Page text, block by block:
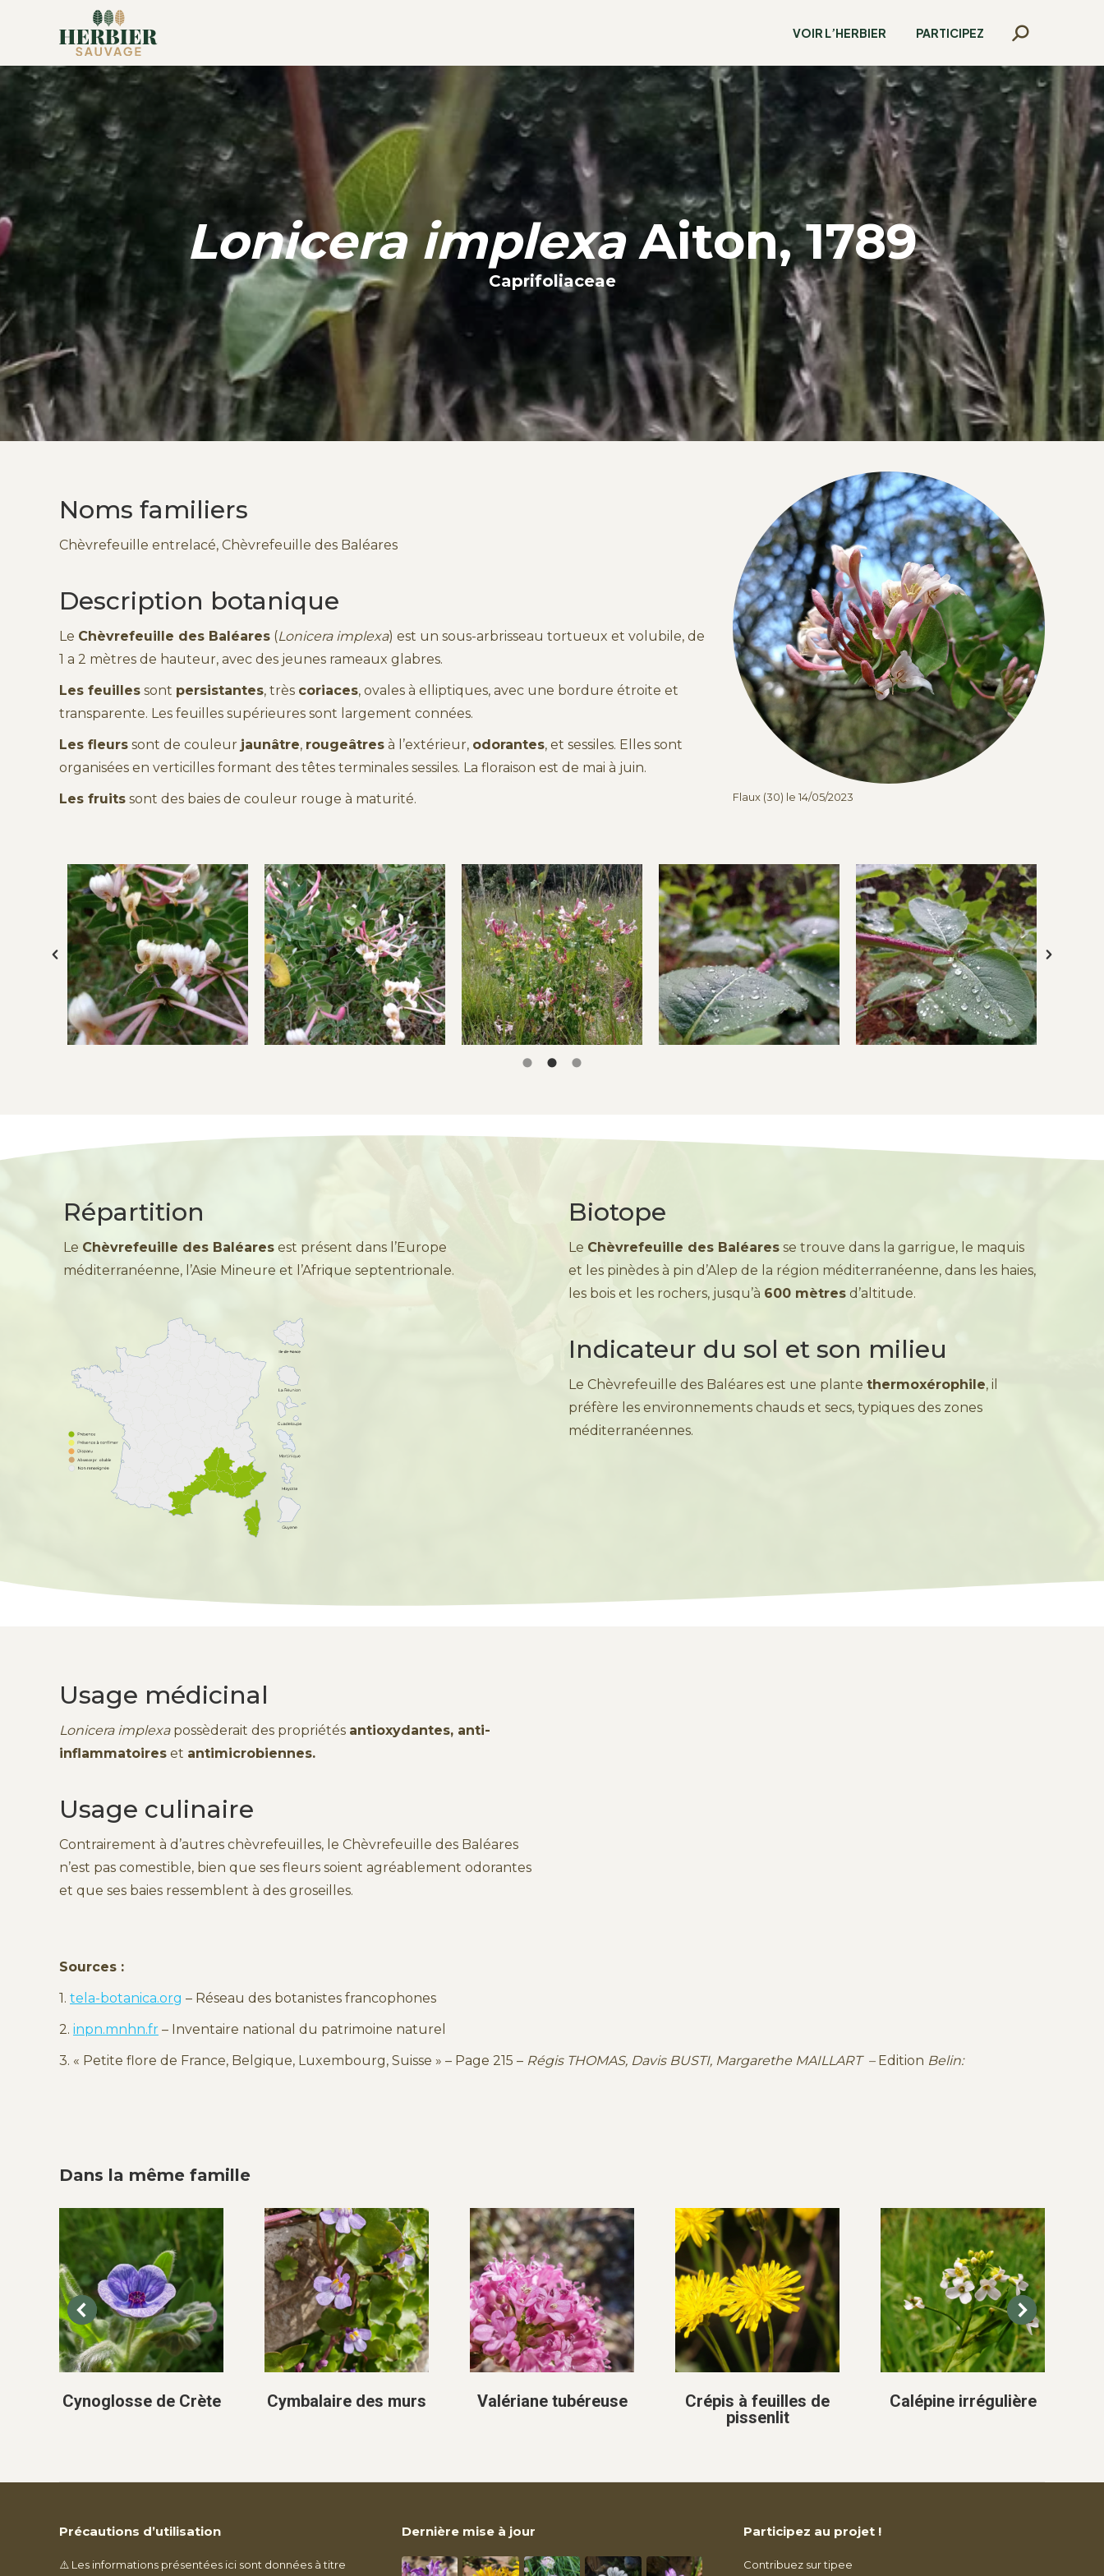
VOIR L’HERBIER PARTICIPEZ
Recherche
Lonicera implexaAiton, 1789
Caprifoliaceae
Noms familiers
Chèvrefeuille entrelacé, Chèvrefeuille des Baléares
Description botanique
Le Chèvrefeuille des Baléares (Lonicera implexa) est un sous-arbrisseau tortueux et volubile, de
1 a 2 mètres de hauteur, avec des jeunes rameaux glabres.
Les feuilles sont persistantes, très coriaces, ovales à elliptiques, avec une bordure étroite et
transparente. Les feuilles supérieures sont largement connées.
Les fleurs sont de couleur jaunâtre, rougeâtres à l’extérieur, odorantes, et sessiles. Elles sont
organisées en verticilles formant des têtes terminales sessiles. La floraison est de mai à juin.
Les fruits sont des baies de couleur rouge à maturité. Flaux (30) le 14/05/2023
Répartition
Le Chèvrefeuille des Baléares est présent dans l’Europe
méditerranéenne, l’Asie Mineure et l’Afrique septentrionale.
Biotope
Le Chèvrefeuille des Baléares se trouve dans la garrigue, le maquis
et les pinèdes à pin d’Alep de la région méditerranéenne, dans les haies,
les bois et les rochers, jusqu’à 600 mètres d’altitude.
Indicateur du sol et son milieu
Le Chèvrefeuille des Baléares est une plante thermoxérophile, il
préfère les environnements chauds et secs, typiques des zones
méditerranéennes.
Usage médicinal
Lonicera implexa possèderait des propriétés antioxydantes, anti-
inflammatoires et antimicrobiennes.
Usage culinaire
Contrairement à d’autres chèvrefeuilles, le Chèvrefeuille des Baléares
n’est pas comestible, bien que ses fleurs soient agréablement odorantes
et que ses baies ressemblent à des groseilles.
Sources :
1. tela-botanica.org – Réseau des botanistes francophones
2. inpn.mnhn.fr – Inventaire national du patrimoine naturel
3. « Petite flore de France, Belgique, Luxembourg, Suisse » – Page 215 – Régis THOMAS, Davis BUSTI, Margarethe MAILLART – Edition Belin:
Dans la même famille
Cynoglosse de Crète Cymbalaire des murs Valériane tubéreuse
Crépis à feuilles de
pissenlit
Calépine irrégulière
Précautions d’utilisation
⚠️ Les informations présentées ici sont données à titre
Dernière mise à jour Participez au projet !
Contribuez sur tipee